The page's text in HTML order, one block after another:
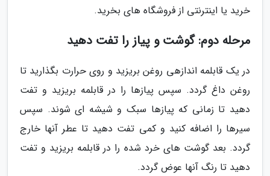
خرید یا اینترنتی از فروشگاه های بخرید.
مرحله دوم: گوشت و پیاز را تفت دهید
در یک قابلمه اندازهی روغن بریزید و روی حرارت بگذارید تا
روغن داغ گردد. سپس پیازها را در قابلمه بریزید و تفت
دهید تا زمانی که پیازها سبک و شیشه ای شوند. سپس
سیرها را اضافه کنید و کمی تفت دهید تا عطر آنها خارج
گردد. بعد گوشت های خرد شده را در قابلمه بریزید و تفت
دهید تا رنگ آنها عوض گردد.